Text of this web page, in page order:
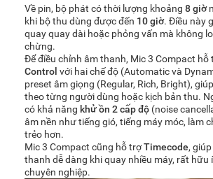
Về pin, bộ phát có thời lượng khoảng 8 giờ
khi bộ thu dùng được đến 10 giờ. Điều này
quay quay dài hoặc phỏng vấn mà không
chừng.
Để điều chỉnh âm thanh, Mic 3 Compact hỗ
Control với hai chế độ (Automatic và
preset âm giọng (Regular, Rich, Bright),
theo từng người dùng hoặc kịch bản thu.
có khả năng khử ồn 2 cấp độ (noise
âm nền như tiếng gió, tiếng máy móc, làm
trẻo hơn.
Mic 3 Compact cũng hỗ trợTimecode,
thanh dễ dàng khi quay nhiều máy, rất hữu
chuyên nghiệp.